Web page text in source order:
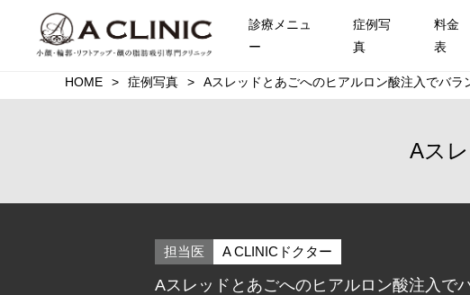
診療メニュ
ー
症例写
真
料金
表
HOME 症例写真 Aスレッドとあごへのヒアルロン酸注入でバ
Aス
担当医 A CLINICドクター
Aスレッドとあごへのヒアルロン酸注入で